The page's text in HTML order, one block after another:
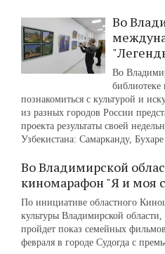
Во
Во
познакомиться с культурой и
из разных городов России
проекта результаты своей
Узбекистана: Самарканду,
Во Владимирской
киномарафон "Я и моя
По инициативе областного
культуры Владимирской
пройдет показ семейных
февраля в городе Судогда с